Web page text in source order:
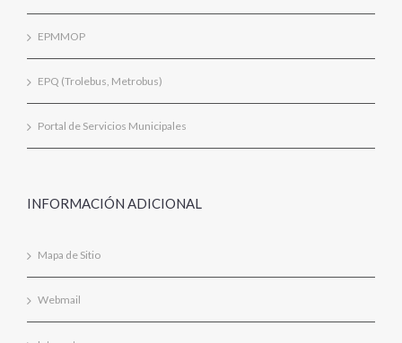
EPMMOP
EPQ (Trolebus, Metrobus)
Portal de Servicios Municipales
INFORMACIÓN ADICIONAL
Mapa de Sitio
Webmail